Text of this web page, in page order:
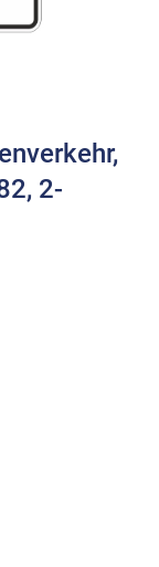
2-